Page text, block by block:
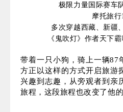
极限力量国际赛车
摩托旅行
多次穿越西藏、新疆
《鬼吹灯》作者天下
带着一只小狗，骑上一辆87
方正以这样的方式开启旅游
兴趣到志趣，从旁观者到亲
旅程，这段旅程也改变了他的